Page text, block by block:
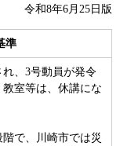
令和8年6月25日版
準
、3号動員が発令
室等は、休講にな
で、川崎市では災